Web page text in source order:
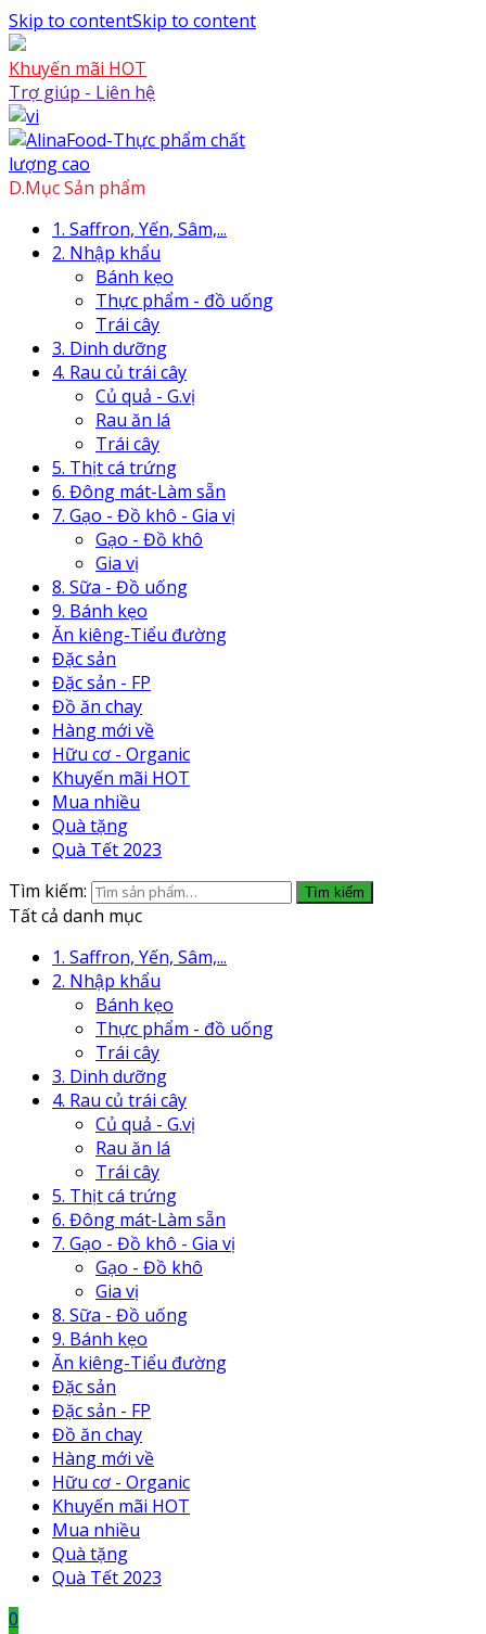
Skip to contentSkip to content
Khuyến mãi HOT
Trợ giúp - Liên hệ
D.Mục Sản phẩm
1. Saffron, Yến, Sâm,...
2. Nhập khẩu
Bánh kẹo
Thực phẩm - đồ uống
Trái cây
3. Dinh dưỡng
4. Rau củ trái cây
Củ quả - G.vị
Rau ăn lá
Trái cây
5. Thịt cá trứng
6. Đông mát-Làm sẵn
7. Gạo - Đồ khô - Gia vị
Gạo - Đồ khô
Gia vị
8. Sữa - Đồ uống
9. Bánh kẹo
Ăn kiêng-Tiểu đường
Đặc sản
Đặc sản - FP
Đồ ăn chay
Hàng mới về
Hữu cơ - Organic
Khuyến mãi HOT
Mua nhiều
Quà tặng
Quà Tết 2023
Tìm kiếm:
Tìm kiếm
Tất cả danh mục
1. Saffron, Yến, Sâm,...
2. Nhập khẩu
Bánh kẹo
Thực phẩm - đồ uống
Trái cây
3. Dinh dưỡng
4. Rau củ trái cây
Củ quả - G.vị
Rau ăn lá
Trái cây
5. Thịt cá trứng
6. Đông mát-Làm sẵn
7. Gạo - Đồ khô - Gia vị
Gạo - Đồ khô
Gia vị
8. Sữa - Đồ uống
9. Bánh kẹo
Ăn kiêng-Tiểu đường
Đặc sản
Đặc sản - FP
Đồ ăn chay
Hàng mới về
Hữu cơ - Organic
Khuyến mãi HOT
Mua nhiều
Quà tặng
Quà Tết 2023
0